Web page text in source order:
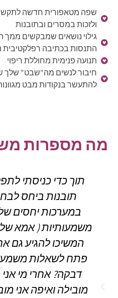
שפה מטאפורית חדשה
ולזכות במסרים ובתובנות
גילוי נושאים שמבקשים
התנסות בכתיבה
תנועה פנימית מחוללת ריפוי
חיבור לנשים מה"שבט" שלך
להתעשר בנקודות מבט
מה מספרות
תוך כדי כניסתי
תובנות ביחס
במערכות יחסים
משמעותיות ( אמא
המשיכו להגיע גם
פתח לשאלות
דבקה? אחרי מי
מובילה ואיפה אני